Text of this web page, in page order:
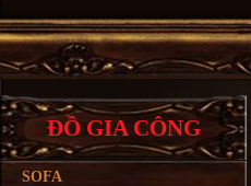
ĐỒ GIA CÔNG
SOFA